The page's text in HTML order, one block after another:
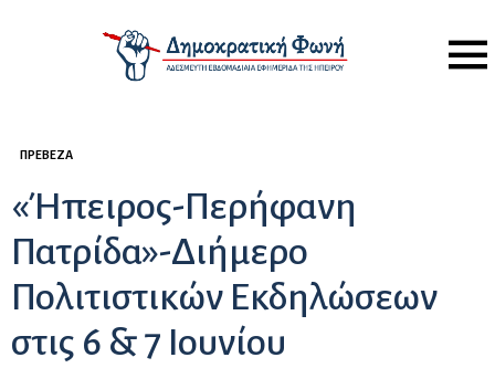
Menu
ΠΡΈΒΕΖΑ
«Ήπειρος-Περήφανη
Πατρίδα»-Διήμερο
Πολιτιστικών Εκδηλώσεων
στις 6 & 7 Ιουνίου